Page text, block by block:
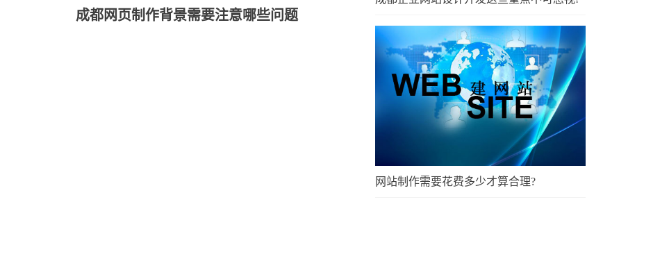
成都网页制作背景需要注意哪些问题
网站制作需要花费多少才算合理?